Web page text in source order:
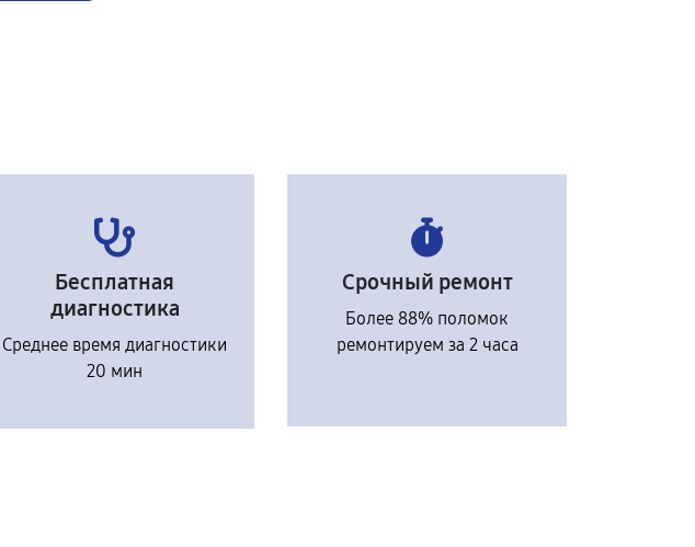
Бесплатная
диагностика
Среднее время диагностики
20 мин
Срочный ремонт
Более 88% поломок
ремонтируем за 2 часа